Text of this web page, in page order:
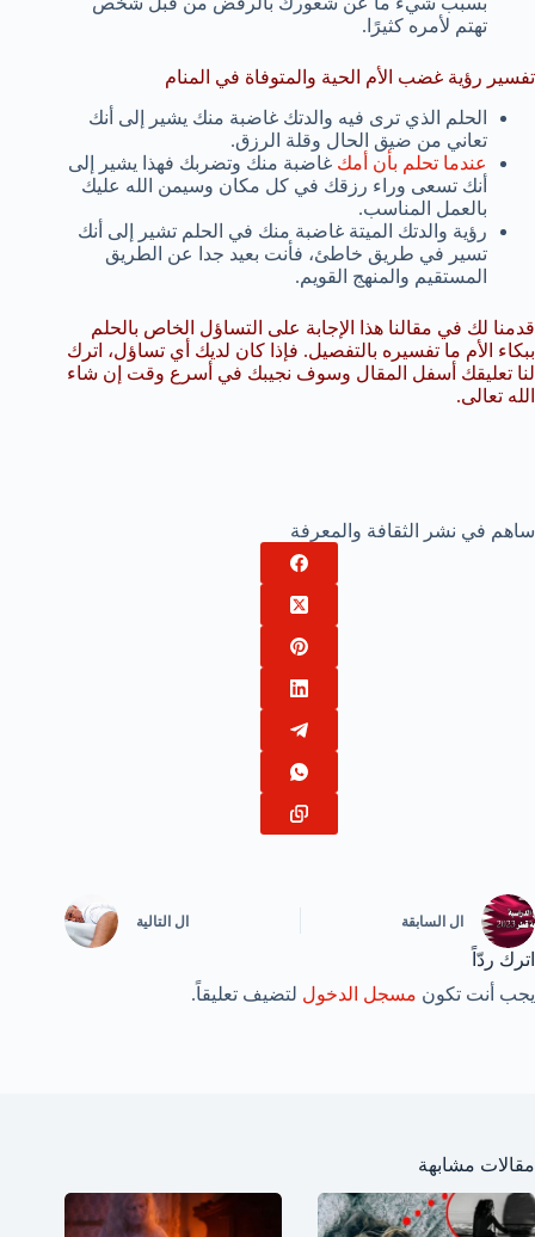
تهتم لأمره كثيرًا.
تفسير رؤية غضب الأم الحية والمتوفاة في المنام
الحلم الذي ترى فيه والدتك غاضبة منك يشير إلى أنك
تعاني من ضيق الحال وقلة الرزق.
عندما تحلم بأن أمك غاضبة منك وتضربك فهذا يشير إلى
أنك تسعى وراء رزقك في كل مكان وسيمن الله عليك
بالعمل المناسب.
رؤية والدتك الميتة غاضبة منك في الحلم تشير إلى أنك
تسير في طريق خاطئ، فأنت بعيد جدا عن الطريق
المستقيم والمنهج القويم.
قدمنا لك في مقالنا هذا الإجابة على التساؤل الخاص بالحلم
ببكاء الأم ما تفسيره بالتفصيل. فإذا كان لديك أي تساؤل، اترك
لنا تعليقك أسفل المقال وسوف نجيبك في أسرع وقت إن شاء
الله تعالى.
ساهم في نشر الثقافة والمعرفة
ال السابقة ال التالية
اترك ردّاً
يجب أنت تكون مسجل الدخول لتضيف تعليقاً.
مقالات مشابهة